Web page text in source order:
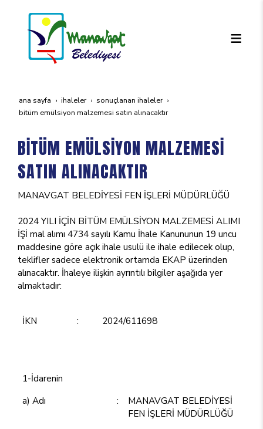
ana sayfa i̇haleler
sonuçlanan i̇haleler
bi̇tüm emülsi̇yon malzemesi̇ satin alinacaktir
BİTÜM EMÜLSİYON MALZEMESİ
SATIN ALINACAKTIR
MANAVGAT BELEDİYESİ FEN İŞLERİ MÜDÜRLÜĞÜ
2024 YILI İÇİN BİTÜM EMÜLSİYON MALZEMESİ ALIMI
İŞİ mal alımı 4734 sayılı Kamu İhale Kanununun 19 uncu
maddesine göre açık ihale usulü ile ihale edilecek olup,
teklifler sadece elektronik ortamda EKAP üzerinden
alınacaktır. İhaleye ilişkin ayrıntılı bilgiler aşağıda yer
almaktadır:
İKN : 2024/611698
1-İdarenin
a) Adı
:
MANAVGAT BELEDİYESİ
FEN İŞLERİ MÜDÜRLÜĞÜ